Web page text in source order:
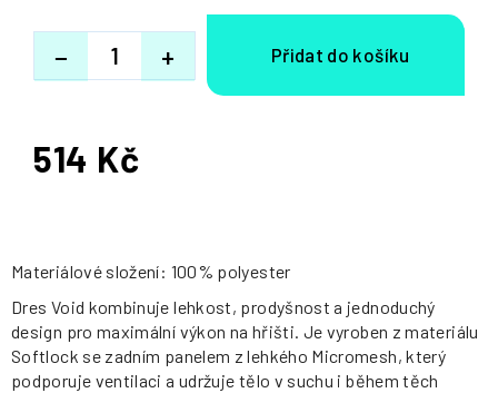
+
−
514 Kč
Měrná
Materiálové složení: 100% polyester
Dres Void kombinuje lehkost, prodyšnost a jednoduchý
design pro maximální výkon na hřišti. Je vyroben z materiálu
Softlock se zadním panelem z lehkého Micromesh, který
podporuje ventilaci a udržuje tělo v suchu i během těch